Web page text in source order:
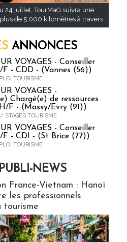
24 juillet, TourMaG suivra une
de 5 000 kilomètres à travers...
ANNONCES
VOYAGES - Conseiller
F - CDD - (Vannes (56))
TOURISME
VOYAGES -
Chargé(e) de ressources
F - (Massy/Evry (91))
STAGES TOURISME
VOYAGES - Conseiller
F - CDI - (St Brice (77))
TOURISME
PUBLI-NEWS
France-Vietnam : Hanoï
les professionnels
tourisme